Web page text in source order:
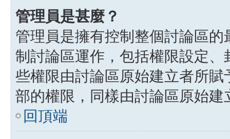
管理員是甚麼？
管理員是擁有控制整個討論區
制討論區運作，包括權限設定
些權限由討論區原始建立者所
部的權限，同樣由討論區原始建
回頂端